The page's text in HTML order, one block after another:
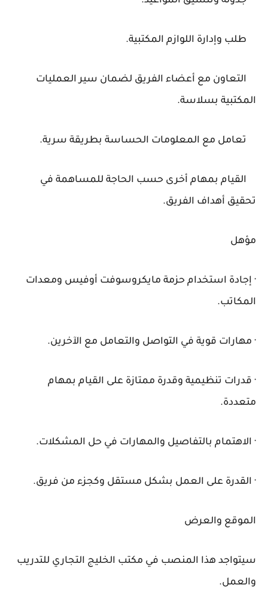
طلب وإدارة اللوازم المكتبية.
التعاون مع أعضاء الفريق لضمان سير العمليات
المكتبية بسلاسة.
تعامل مع المعلومات الحساسة بطريقة سرية.
القيام بمهام أخرى حسب الحاجة للمساهمة في
تحقيق أهداف الفريق.
مؤهل
· إجادة استخدام حزمة مايكروسوفت أوفيس ومعدات
المكاتب.
· مهارات قوية في التواصل والتعامل مع الآخرين.
· قدرات تنظيمية وقدرة ممتازة على القيام بمهام
متعددة.
· الاهتمام بالتفاصيل والمهارات في حل المشكلات.
· القدرة على العمل بشكل مستقل وكجزء من فريق.
الموقع والعرض
سيتواجد هذا المنصب في مكتب الخليج التجاري للتدريب
والعمل.